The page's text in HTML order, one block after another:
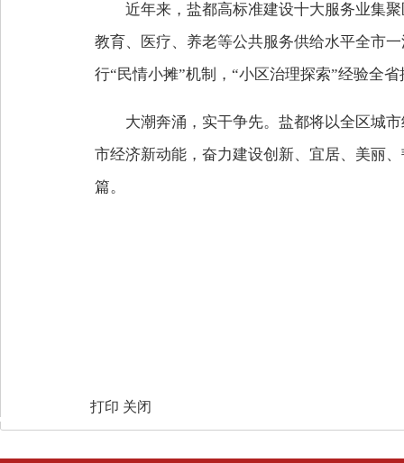
近年来，盐都高标准建设十大服务业集
教育、医疗、养老等公共服务供给水平全市
行“民情小摊”机制，“小区治理探索”经验全
大潮奔涌，实干争先。盐都将以全区城
市经济新动能，奋力建设创新、宜居、美丽
篇。
打印 关闭